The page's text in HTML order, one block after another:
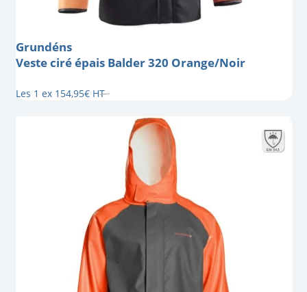
Grundéns
Veste ciré épais Balder 320 Orange/Noir
Les 1 ex 154,95€ HT